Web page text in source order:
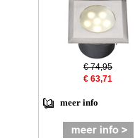
€ 74,95
€ 63,71
meer info